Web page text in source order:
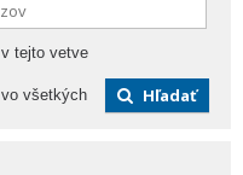
v tejto vetve
vo všetkých Hľadať